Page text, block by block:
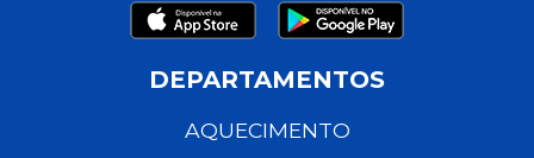
DEPARTAMENTOS
AQUECIMENTO